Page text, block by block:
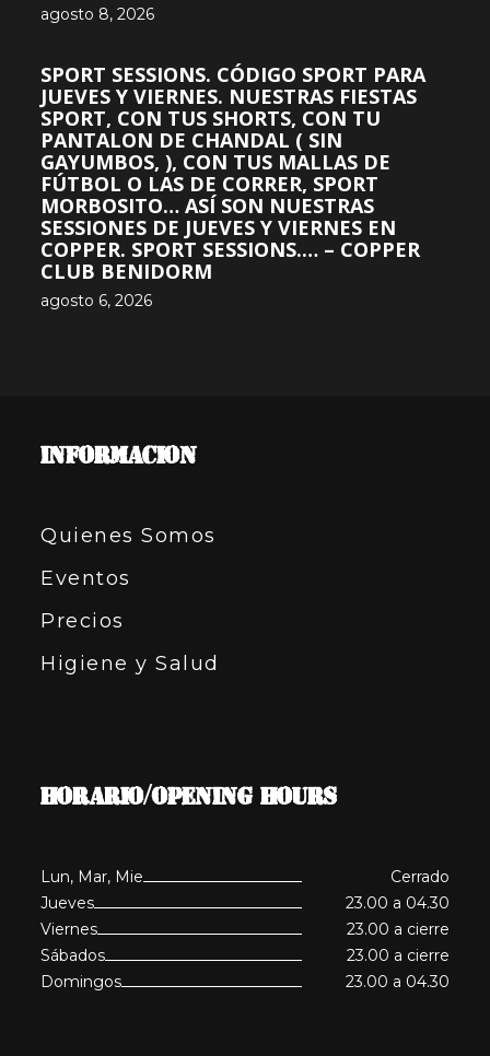
agosto 8, 2026
SPORT SESSIONS. CÓDIGO SPORT PARA
JUEVES Y VIERNES. NUESTRAS FIESTAS
SPORT, CON TUS SHORTS, CON TU
PANTALON DE CHANDAL ( SIN
GAYUMBOS, ), CON TUS MALLAS DE
FÚTBOL O LAS DE CORRER, SPORT
MORBOSITO… ASÍ SON NUESTRAS
SESSIONES DE JUEVES Y VIERNES EN
COPPER. SPORT SESSIONS.… – COPPER
CLUB BENIDORM
agosto 6, 2026
INFORMACION
Quienes Somos
Eventos
Precios
Higiene y Salud
HORARIO/OPENING HOURS
Lun, Mar, Mie
Cerrado
Jueves
23.00 a 04.30
Viernes
23.00 a cierre
Sábados
23.00 a cierre
Domingos
23.00 a 04.30